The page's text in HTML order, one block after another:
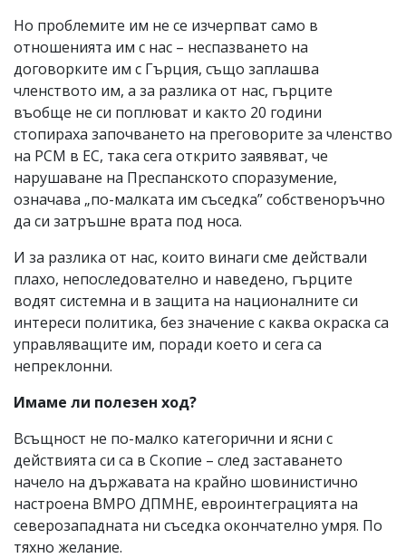
Но проблемите им не се изчерпват само в
отношенията им с нас – неспазването на
договорките им с Гърция, също заплашва
членството им, а за разлика от нас, гърците
въобще не си поплюват и както 20 години
стопираха започването на преговорите за членство
на РСМ в ЕС, така сега открито заявяват, че
нарушаване на Преспанското споразумение,
означава „по-малката им съседка” собственоръчно
да си затръшне врата под носа.
И за разлика от нас, които винаги сме действали
плахо, непоследователно и наведено, гърците
водят системна и в защита на националните си
интереси политика, без значение с каква окраска са
управляващите им, поради което и сега са
непреклонни.
Имаме ли полезен ход?
Всъщност не по-малко категорични и ясни с
действията си са в Скопие – след заставането
начело на държавата на крайно шовинистично
настроена ВМРО ДПМНЕ, евроинтеграцията на
северозападната ни съседка окончателно умря. По
тяхно желание.